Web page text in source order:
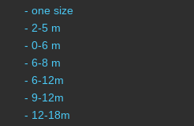
- one size
- 2-5 m
- 0-6 m
- 6-8 m
- 6-12m
- 9-12m
- 12-18m